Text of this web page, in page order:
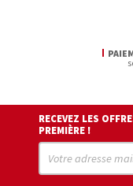
RECEVEZ LES
PREMIÈRE !